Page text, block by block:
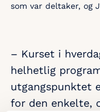
som var deltaker, og
– Kurset i
helhetlig
utgangspunktet
for den enkelte,